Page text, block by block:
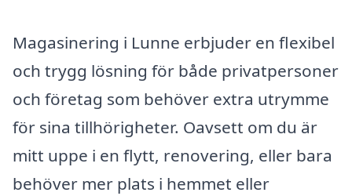
Magasinering i Lunne erbjuder en flexibel
och trygg lösning för både privatpersoner
och företag som behöver extra utrymme
för sina tillhörigheter. Oavsett om du är
mitt uppe i en flytt, renovering, eller bara
behöver mer plats i hemmet eller